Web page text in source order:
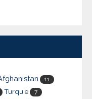
11
Turquie 7